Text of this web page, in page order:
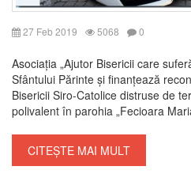
27 Feb 2019 5068 0
Asociația „Ajutor Bisericii care
Sfântului Părinte și finanțează
Bisericii Siro-Catolice distruse de
polivalent în parohia „Fecioara
CITEȘTE MAI MULT